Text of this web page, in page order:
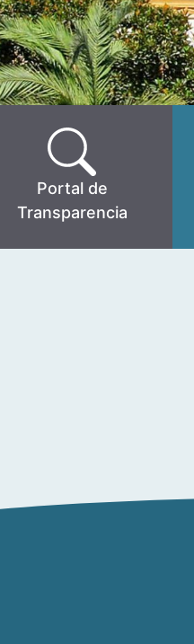
Portal de
Transparencia